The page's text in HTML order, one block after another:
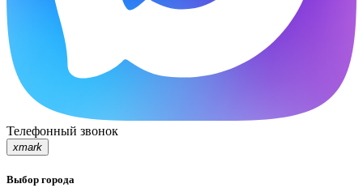
Телефонный звонок
xmark
Выбор города